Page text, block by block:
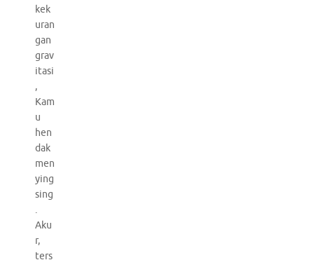
kek
uran
gan
grav
itasi
,
Kam
u
hen
dak
men
ying
sing
.
Aku
r,
ters